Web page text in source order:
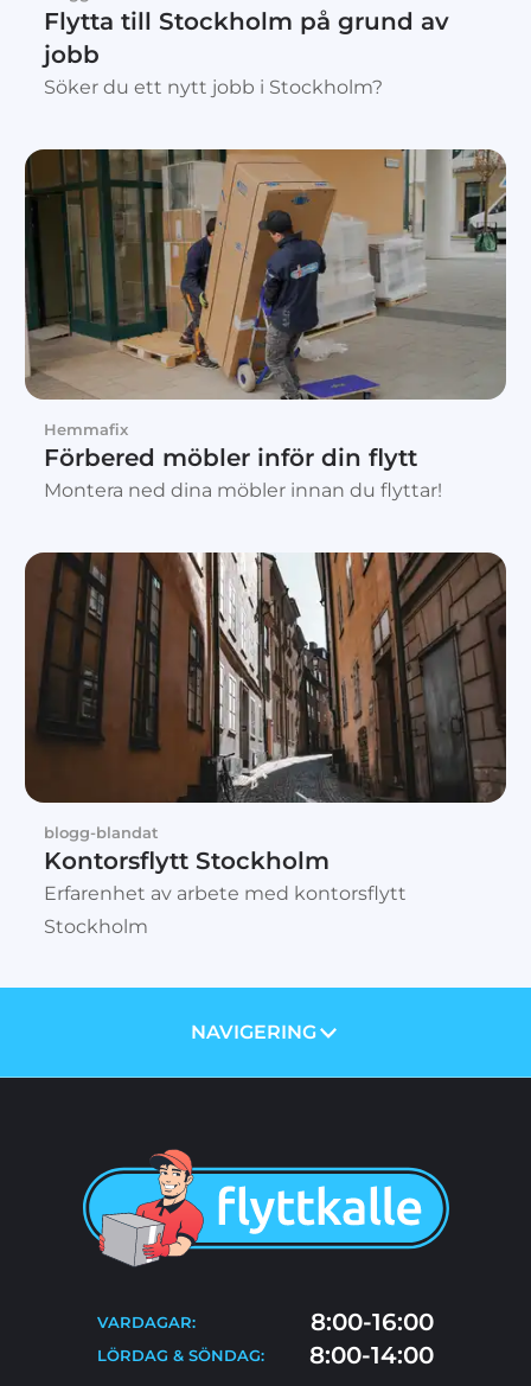
Flytta till Stockholm på grund av
jobb
Söker du ett nytt jobb i Stockholm?
Hemmafix
Förbered möbler inför din flytt
Montera ned dina möbler innan du flyttar!
blogg-blandat
Kontorsflytt Stockholm
Erfarenhet av arbete med kontorsflytt
Stockholm
NAVIGERING
TJÄNSTER
BLOGG
TIPS & RÅD
JOBBA HOS OSS
VARDAGAR: 8:00-16:00
LÖRDAG & SÖNDAG: 8:00-14:00